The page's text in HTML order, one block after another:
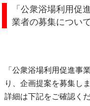
「公衆浴場利用促
業者の募集について
「公衆浴場利用促進事
り、企画提案を募集しま
詳細は下記をご確認くだ